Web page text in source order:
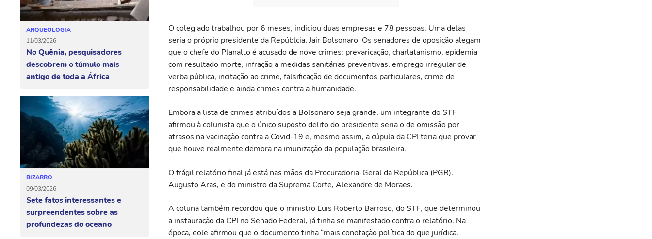
ARQUEOLOGIA
11/03/2026
No Quênia, pesquisadores
descobrem o túmulo mais
antigo de toda a África
BIZARRO
09/03/2026
Sete fatos interessantes e
surpreendentes sobre as
profundezas do oceano
O colegiado trabalhou por 6 meses, indiciou duas empresas e 78 pessoas. Uma delas
seria o próprio presidente da Repúblcia, Jair Bolsonaro. Os senadores de oposição alegam
que o chefe do Planalto é acusado de nove crimes: prevaricação, charlatanismo, epidemia
com resultado morte, infração a medidas sanitárias preventivas, emprego irregular de
verba pública, incitação ao crime, falsificação de documentos particulares, crime de
responsabilidade e ainda crimes contra a humanidade.
Embora a lista de crimes atribuídos a Bolsonaro seja grande, um integrante do STF
afirmou à colunista que o único suposto delito do presidente seria o de omissão por
atrasos na vacinação contra a Covid-19 e, mesmo assim, a cúpula da CPI teria que provar
que houve realmente demora na imunização da população brasileira.
O frágil relatório final já está nas mãos da Procuradoria-Geral da República (PGR),
Augusto Aras, e do ministro da Suprema Corte, Alexandre de Moraes.
A coluna também recordou que o ministro Luis Roberto Barroso, do STF, que determinou
a instauração da CPI no Senado Federal, já tinha se manifestado contra o relatório. Na
época, eole afirmou que o documento tinha “mais conotação política do que jurídica.